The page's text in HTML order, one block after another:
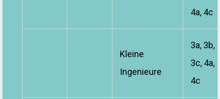
4a, 4c
Kleine
Ingenieure
3a, 3b,
3c, 4a,
4c